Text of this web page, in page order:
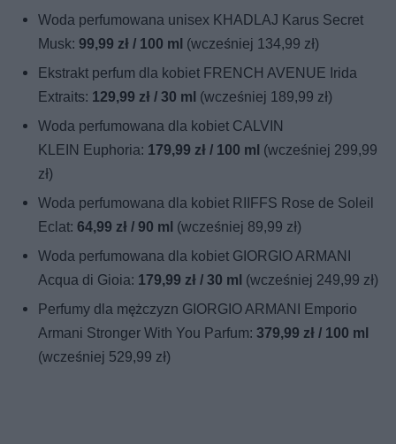
Woda perfumowana unisex KHADLAJ Karus Secret
Musk:99,99 zł / 100 ml (wcześniej 134,99 zł)
Ekstrakt perfum dla kobiet FRENCH AVENUE Irida
Extraits: 129,99 zł / 30 ml (wcześniej 189,99 zł)
Woda perfumowana dla kobiet CALVIN
KLEIN Euphoria: 179,99 zł / 100 ml (wcześniej 299,99
zł)
Woda perfumowana dla kobiet RIIFFS Rose de Soleil
Eclat:64,99 zł / 90 ml (wcześniej 89,99 zł)
Woda perfumowana dla kobiet GIORGIO ARMANI
Acqua di Gioia: 179,99 zł / 30 ml (wcześniej 249,99 zł)
Perfumy dla mężczyzn GIORGIO ARMANI Emporio
Armani Stronger With You Parfum:379,99 zł / 100 ml
(wcześniej 529,99 zł)